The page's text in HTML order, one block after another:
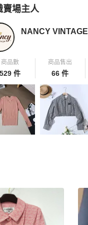
賣場主人
拍拍圈嚴選賣家
NANCY VINTAGE
商品數
件
商品售出
66 件